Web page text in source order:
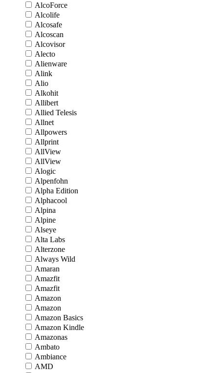
AlcoForce
Alcolife
Alcosafe
Alcoscan
Alcovisor
Alecto
Alienware
Alink
Alio
Alkohit
Allibert
Allied Telesis
Allnet
Allpowers
Allprint
AllView
AllView
Alogic
Alpenfohn
Alpha Edition
Alphacool
Alpina
Alpine
Alseye
Alta Labs
Alterzone
Always Wild
Amaran
Amazfit
Amazfit
Amazon
Amazon
Amazon Basics
Amazon Kindle
Amazonas
Ambato
Ambiance
AMD